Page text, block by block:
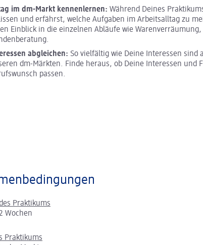
im dm-Markt kennenlernen: Während Deines
und erfährst, welche Aufgaben im Arbeitsalltag zu
Einblick in die einzelnen Abläufe wie
abgleichen: So vielfältig wie Deine Interessen sind
dm-Märkten. Finde heraus, ob Deine Interessen und
passen.
Praktikums
Wochen
Praktikums